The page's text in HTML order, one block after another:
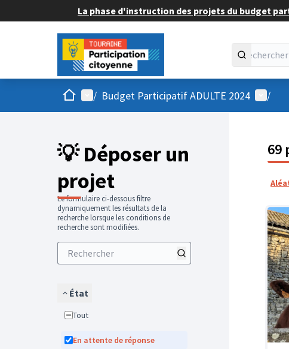
La phase d'instruction des projets du budget
AccueilMenu principal
/ Budget Participatif ADULTE 2024 Menu
/
💡 Déposer un
projet
Le formulaire ci-dessous filtre
dynamiquement les résultats de la
recherche lorsque les conditions de
recherche sont modifiées.
État
Tout
En attente de réponse
69